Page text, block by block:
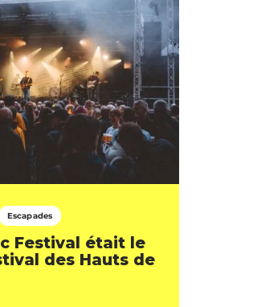
Escapades
Festival était le
des Hauts de